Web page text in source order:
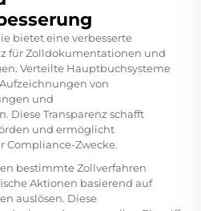
bietet eine verbesserte
für Zolldokumentationen und
Verteilte Hauptbuchsysteme
von
und
Diese Transparenz schafft
und ermöglicht
Compliance-Zwecke.
bestimmte Zollverfahren
Aktionen basierend auf
auslösen. Diese